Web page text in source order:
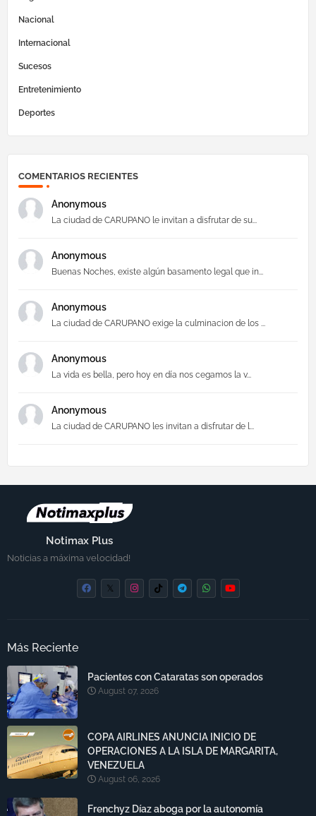
Nacional
Internacional
Sucesos
Entretenimiento
Deportes
COMENTARIOS RECIENTES
Anonymous
La ciudad de CARUPANO le invitan a disfrutar de su...
Anonymous
Buenas Noches, existe algún basamento legal que in...
Anonymous
La ciudad de CARUPANO exige la culminacion de los ...
Anonymous
La vida es bella, pero hoy en día nos cegamos la v...
Anonymous
La ciudad de CARUPANO les invitan a disfrutar de l...
Notimax Plus
Noticias a máxima velocidad!
Más Reciente
Pacientes con Cataratas son operados
August 07, 2026
COPA AIRLINES ANUNCIA INICIO DE
OPERACIONES A LA ISLA DE MARGARITA,
VENEZUELA
August 06, 2026
Frenchyz Díaz aboga por la autonomía